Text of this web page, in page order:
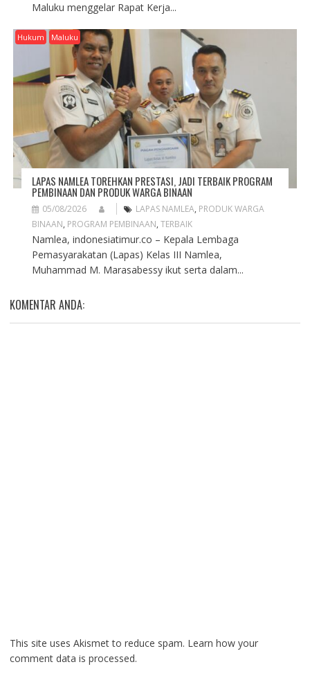
Maluku menggelar Rapat Kerja...
Hukum Maluku
LAPAS NAMLEA TOREHKAN PRESTASI, JADI TERBAIK PROGRAM
PEMBINAAN DAN PRODUK WARGA BINAAN
05/08/2026 LAPAS NAMLEA, PRODUK WARGA
BINAAN, PROGRAM PEMBINAAN, TERBAIK
Namlea, indonesiatimur.co – Kepala Lembaga
Pemasyarakatan (Lapas) Kelas III Namlea,
Muhammad M. Marasabessy ikut serta dalam...
KOMENTAR ANDA:
This site uses Akismet to reduce spam. Learn how your
comment data is processed.